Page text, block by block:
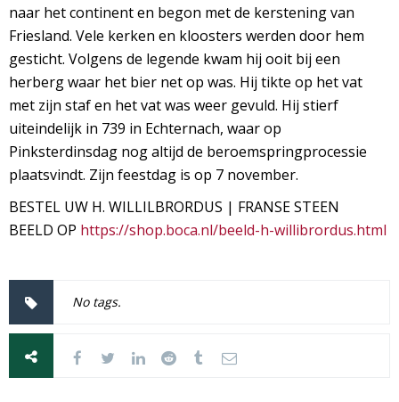
naar het continent en begon met de kerstening van
Friesland. Vele kerken en kloosters werden door hem
gesticht. Volgens de legende kwam hij ooit bij een
herberg waar het bier net op was. Hij tikte op het vat
met zijn staf en het vat was weer gevuld. Hij stierf
uiteindelijk in 739 in Echternach, waar op
Pinksterdinsdag nog altijd de beroemspringprocessie
plaatsvindt. Zijn feestdag is op 7 november.
BESTEL UW H. WILLILBRORDUS | FRANSE STEEN
BEELD OP https://shop.boca.nl/beeld-h-willibrordus.html
No tags.